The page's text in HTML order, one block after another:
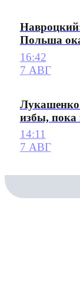
Польша
16:42
7 АВГ
Лукашенко
избы, пока
14:11
7 АВГ